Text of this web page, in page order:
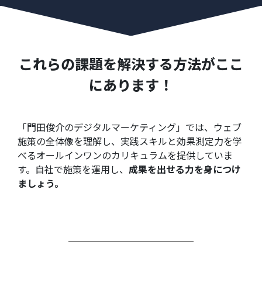
これらの課題を解決する方法がここ
にあります！
「門田俊介のデジタルマーケティング」では、ウェブ
施策の全体像を理解し、実践スキルと効果測定力を学
べるオールインワンのカリキュラムを提供していま
す。自社で施策を運用し、 成果を出せる力を身につけ
ましょう。